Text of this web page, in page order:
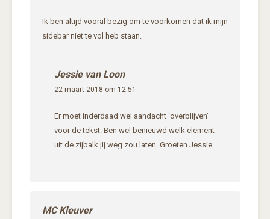
Ik ben altijd vooral bezig om te voorkomen dat ik mijn
sidebar niet te vol heb staan.
Jessie van Loon
22 maart 2018 om 12:51
Er moet inderdaad wel aandacht ‘overblijven’
voor de tekst. Ben wel benieuwd welk element
uit de zijbalk jij weg zou laten. Groeten Jessie
MC Kleuver